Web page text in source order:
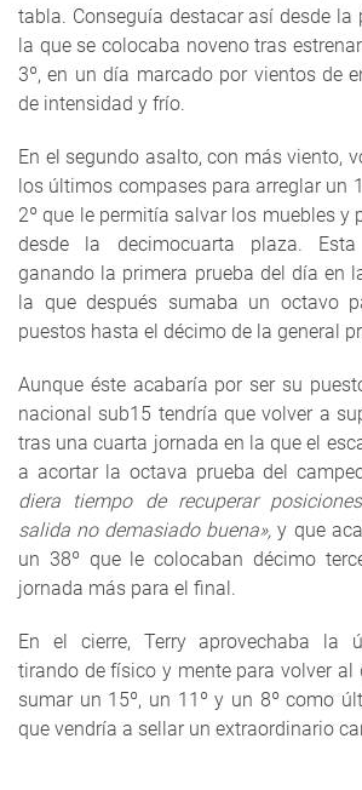
tabla. Conseguía destacar así desde la
la que se colocaba noveno tras
3º, en un día marcado por vientos de
de intensidad y frío.
En el segundo asalto, con más viento,
los últimos compases para arreglar un
2º que le permitía salvar los muebles y
desde la decimocuarta plaza.
ganando la primera prueba del día en
la que después sumaba un octavo
puestos hasta el décimo de la general
Aunque éste acabaría por ser su
nacional sub15 tendría que volver a
tras una cuarta jornada en la que el
a acortar la octava prueba del
diera tiempo de recuperar
salida no demasiado buena», y que
un 38º que le colocaban décimo
jornada más para el final.
En el cierre, Terry aprovechaba la
tirando de físico y mente para volver al
sumar un 15º, un 11º y un 8º como
que vendría a sellar un extraordinario